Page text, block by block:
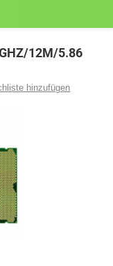
12M/5.86
hinzufügen